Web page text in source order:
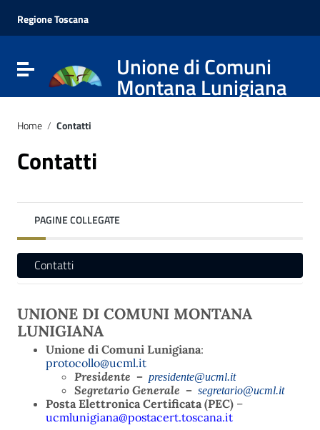
Vai al menu di navigazione
Vai al footer
Regione Toscana
Attiva / disattiva la navigazioneUnione di Comuni
Montana Lunigiana
Home / Contatti
Contatti
PAGINE COLLEGATE
Contatti
UNIONE DI COMUNI MONTANA
LUNIGIANA
Unione di Comuni Lunigiana:
protocollo@ucml.it
Presidente – presidente@ucml.it
Segretario Generale – segretario@ucml.it
Posta Elettronica Certificata (PEC) –
ucmlunigiana@postacert.toscana.it